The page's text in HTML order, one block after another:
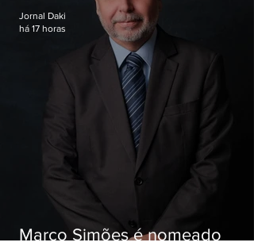
Marco Simões é nomeado
Jornal Daki
há 17 horas